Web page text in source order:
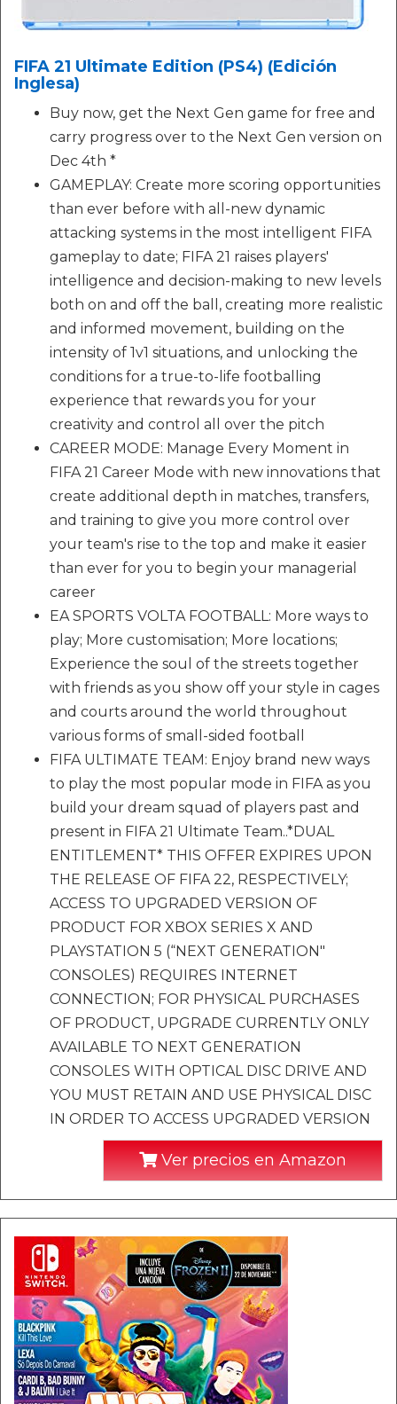
FIFA 21 Ultimate Edition (PS4) (Edición
Inglesa)
Buy now, get the Next Gen game for free and
carry progress over to the Next Gen version on
Dec 4th *
GAMEPLAY: Create more scoring opportunities
than ever before with all-new dynamic
attacking systems in the most intelligent FIFA
gameplay to date; FIFA 21 raises players'
intelligence and decision-making to new levels
both on and off the ball, creating more realistic
and informed movement, building on the
intensity of 1v1 situations, and unlocking the
conditions for a true-to-life footballing
experience that rewards you for your
creativity and control all over the pitch
CAREER MODE: Manage Every Moment in
FIFA 21 Career Mode with new innovations that
create additional depth in matches, transfers,
and training to give you more control over
your team's rise to the top and make it easier
than ever for you to begin your managerial
career
EA SPORTS VOLTA FOOTBALL: More ways to
play; More customisation; More locations;
Experience the soul of the streets together
with friends as you show off your style in cages
and courts around the world throughout
various forms of small-sided football
FIFA ULTIMATE TEAM: Enjoy brand new ways
to play the most popular mode in FIFA as you
build your dream squad of players past and
present in FIFA 21 Ultimate Team..*DUAL
ENTITLEMENT* THIS OFFER EXPIRES UPON
THE RELEASE OF FIFA 22, RESPECTIVELY;
ACCESS TO UPGRADED VERSION OF
PRODUCT FOR XBOX SERIES X AND
PLAYSTATION 5 (“NEXT GENERATION"
CONSOLES) REQUIRES INTERNET
CONNECTION; FOR PHYSICAL PURCHASES
OF PRODUCT, UPGRADE CURRENTLY ONLY
AVAILABLE TO NEXT GENERATION
CONSOLES WITH OPTICAL DISC DRIVE AND
YOU MUST RETAIN AND USE PHYSICAL DISC
IN ORDER TO ACCESS UPGRADED VERSION
Ver precios en Amazon